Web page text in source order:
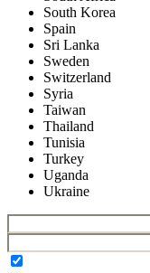
South Korea
Spain
Sri Lanka
Sweden
Switzerland
Syria
Taiwan
Thailand
Tunisia
Turkey
Uganda
Ukraine